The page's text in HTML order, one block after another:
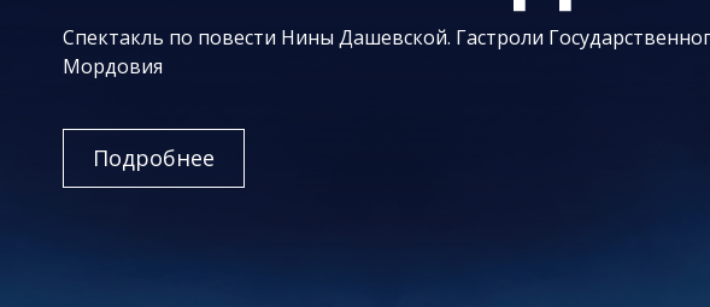
Спектакль по повести Нины Дашевской. Гастроли
Мордовия
Подробнее